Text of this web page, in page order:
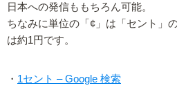
日本への発信ももちろん可能。
ちなみに単位の「¢」は「セント」
は約1円です。
・ 1セント – Google 検索